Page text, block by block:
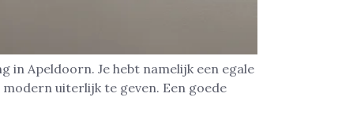
in Apeldoorn. Je hebt namelijk een egale
uiterlijk te geven. Een goede